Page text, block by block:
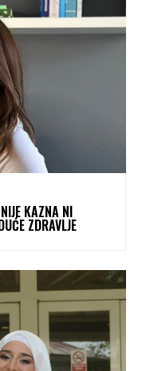
KAZNA NI
ZDRAVLJE